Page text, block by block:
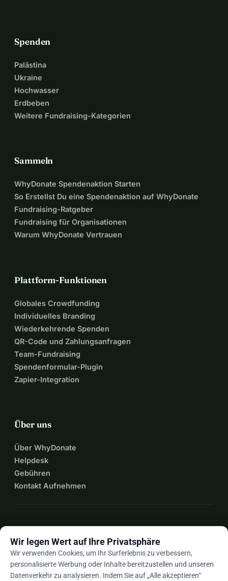
Spenden
Palästina
Ukraine
Hochwasser
Erdbeben
Weitere Fundraising-Kategorien
Sammeln
WhyDonate Spendenaktion Starten
So Erstellst Du eine Spendenaktion auf WhyDonate
Fundraising-Ratgeber
Fundraising für Organisationen
Warum WhyDonate Vertrauen
Plattform-Funktionen
Globales Crowdfunding
Individuelles Branding
Wiederkehrende Spenden
QR-Code und Zahlungsanfragen
Team-Fundraising
Spendenformular-Plugin
Zapier-Integration
Über uns
Über WhyDonate
Helpdesk
Gebühren
Kontakt Aufnehmen
Wir legen Wert auf Ihre Privatsphäre
Wir verwenden Cookies, um Ihr Surferlebnis zu verbessern,
personalisierte Werbung oder Inhalte bereitzustellen und unseren
Datenverkehr zu analysieren. Indem Sie auf „Alle akzeptieren“